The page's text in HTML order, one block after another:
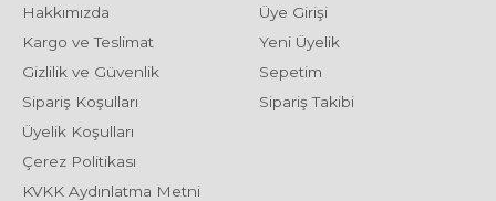
Hakkımızda
Kargo ve Teslimat
Gizlilik ve Güvenlik
Sipariş Koşulları
Üyelik Koşulları
Çerez Politikası
KVKK Aydınlatma Metni
Üye Girişi
Yeni Üyelik
Sepetim
Sipariş Takibi